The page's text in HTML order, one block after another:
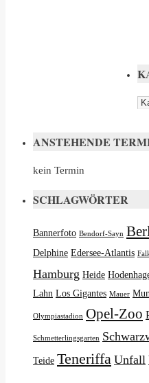
ANSTEHENDE
kein Termin
SCHLAGWÖRTER
Bannerfoto Bendorf-Sayn
Delphine Edersee-Atlantis
Hamburg Heide
Lahn Los Gigantes Mauer
Olympiastadion Opel-Zoo
Schmetterlingsgarten
Teide Teneriffa Unfall